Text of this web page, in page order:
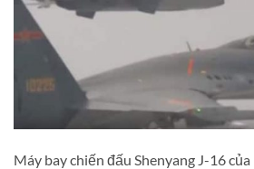
Máy bay chiến đấu Shenyang J-16